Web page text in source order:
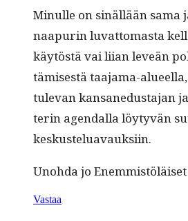
Min­ulle on sinäl­lään sama
naa­purin luvat­tomas­ta
käytöstä vai liian lev­eän
tämis­es­tä taa­ja­ma-
tule­van kansane­dus­ta­jan
terin agen­dal­la löy­tyvän
keskusteluavauksiin.
Uno­h­da jo
Vastaa